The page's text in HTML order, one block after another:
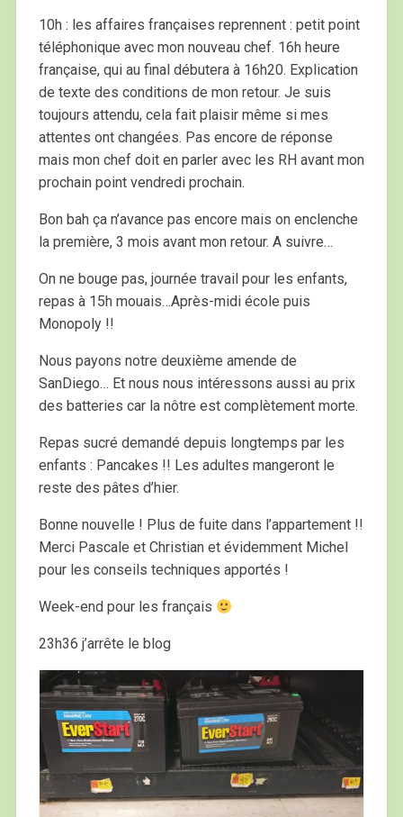
10h : les affaires françaises reprennent : petit point
téléphonique avec mon nouveau chef. 16h heure
française, qui au final débutera à 16h20. Explication
de texte des conditions de mon retour. Je suis
toujours attendu, cela fait plaisir même si mes
attentes ont changées. Pas encore de réponse
mais mon chef doit en parler avec les RH avant mon
prochain point vendredi prochain.
Bon bah ça n’avance pas encore mais on enclenche
la première, 3 mois avant mon retour. A suivre…
On ne bouge pas, journée travail pour les enfants,
repas à 15h mouais…Après-midi école puis
Monopoly !!
Nous payons notre deuxième amende de
SanDiego… Et nous nous intéressons aussi au prix
des batteries car la nôtre est complètement morte.
Repas sucré demandé depuis longtemps par les
enfants : Pancakes !! Les adultes mangeront le
reste des pâtes d’hier.
Bonne nouvelle ! Plus de fuite dans l’appartement !!
Merci Pascale et Christian et évidemment Michel
pour les conseils techniques apportés !
Week-end pour les français
23h36 j’arrête le blog